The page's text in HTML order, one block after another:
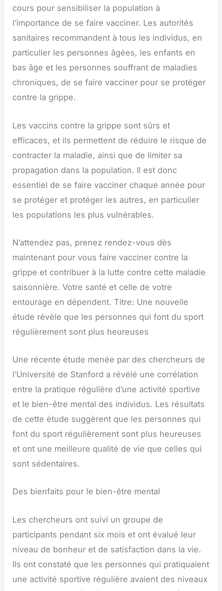
cours pour sensibiliser la population à
l’importance de se faire vacciner. Les autorités
sanitaires recommandent à tous les individus, en
particulier les personnes âgées, les enfants en
bas âge et les personnes souffrant de maladies
chroniques, de se faire vacciner pour se protéger
contre la grippe.
Les vaccins contre la grippe sont sûrs et
efficaces, et ils permettent de réduire le risque de
contracter la maladie, ainsi que de limiter sa
propagation dans la population. Il est donc
essentiel de se faire vacciner chaque année pour
se protéger et protéger les autres, en particulier
les populations les plus vulnérables.
N’attendez pas, prenez rendez-vous dès
maintenant pour vous faire vacciner contre la
grippe et contribuer à la lutte contre cette maladie
saisonnière. Votre santé et celle de votre
entourage en dépendent. Titre: Une nouvelle
étude révèle que les personnes qui font du sport
régulièrement sont plus heureuses
Une récente étude menée par des chercheurs de
l’Université de Stanford a révélé une corrélation
entre la pratique régulière d’une activité sportive
et le bien-être mental des individus. Les résultats
de cette étude suggèrent que les personnes qui
font du sport régulièrement sont plus heureuses
et ont une meilleure qualité de vie que celles qui
sont sédentaires.
Des bienfaits pour le bien-être mental
Les chercheurs ont suivi un groupe de
participants pendant six mois et ont évalué leur
niveau de bonheur et de satisfaction dans la vie.
Ils ont constaté que les personnes qui pratiquaient
une activité sportive régulière avaient des niveaux